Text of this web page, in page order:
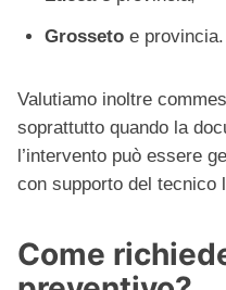
Grosseto e provincia.
Valutiamo inoltre
soprattutto quando la
l’intervento può essere
con supporto del tecnico
Come